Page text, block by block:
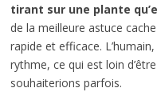
tirant sur une plante
de la meilleure astuce
rapide et efficace.
rythme, ce qui est loin
souhaiterions parfois.